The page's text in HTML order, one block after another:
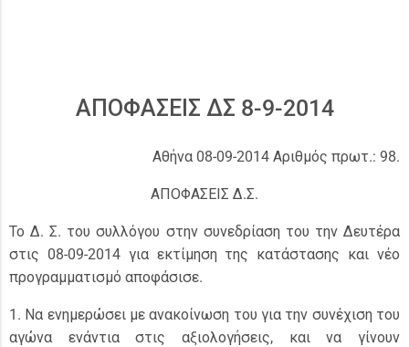
ΑΠΟΦΑΣΕΙΣ ΔΣ 8-9-2014
Αθήνα 08-09-2014 Αριθμός πρωτ.: 98.
ΑΠΟΦΑΣΕΙΣ Δ.Σ.
Το Δ. Σ. του συλλόγου στην συνεδρίαση του την Δευτέρα
στις 08-09-2014 για εκτίμηση της κατάστασης και νέο
προγραμματισμό αποφάσισε.
1. Να ενημερώσει με ανακοίνωση του για την συνέχιση του
αγώνα ενάντια στις αξιολογήσεις, και να γίνουν